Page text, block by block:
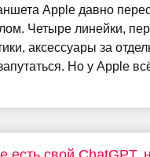
Apple давно
Четыре линейки,
аксессуары за
Но у Apple